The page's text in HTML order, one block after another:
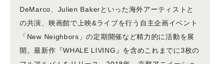
DeMarco、Julien Bakerといった海外アーティストと
の共演、映画館で上映&ライブを行う自主企画イベント
「New Neighbors」の定期開催など精力的に活動を展
開。最新作『WHALE LIVING』を含めこれまでに3枚の